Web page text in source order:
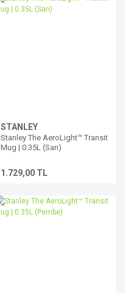
STANLEY
Stanley The AeroLight™ Transit
Mug | 0.35L (Sarı)
1.729,00 TL